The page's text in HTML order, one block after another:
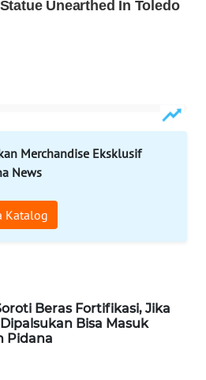
Merchandise Eksklusif
News
Katalog
Beras Fortifikasi, Jika
Bisa Masuk
Pidana